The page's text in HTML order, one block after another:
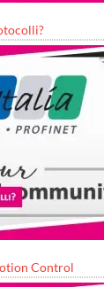
Control